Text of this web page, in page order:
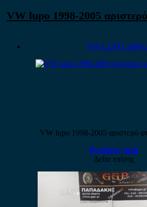
VW lupo 1998-2005
VW LUPO 1998-
VW lupo 1998-2005 αριστερό
Ρωτήστε τιμή
Δείτε επίσης